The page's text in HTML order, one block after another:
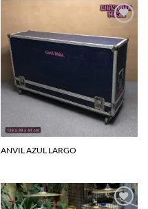
a la
lista de
deseos
ANVIL AZUL LARGO